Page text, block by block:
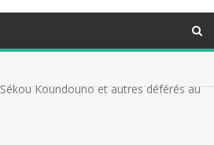
Koundouno et autres déférés au